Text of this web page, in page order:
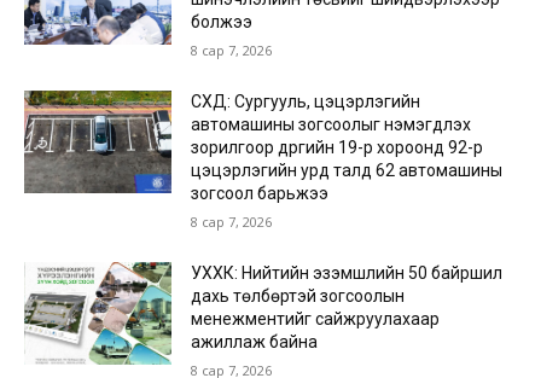
болжээ
8 сар 7, 2026
СХД: Сургууль, цэцэрлэгийн
автомашины зогсоолыг нэмэгдүүлэх
зорилгоор дүүргийн 19-р хороонд 92-р
цэцэрлэгийн урд талд 62 автомашины
зогсоол барьжээ
8 сар 7, 2026
УХХК: Нийтийн эзэмшлийн 50 байршил
дахь төлбөртэй зогсоолын
менежментийг сайжруулахаар
ажиллаж байна
8 сар 7, 2026